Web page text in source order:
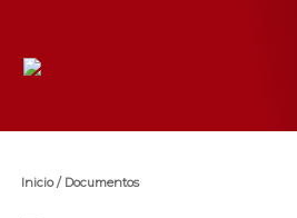
Inicio / Documentos